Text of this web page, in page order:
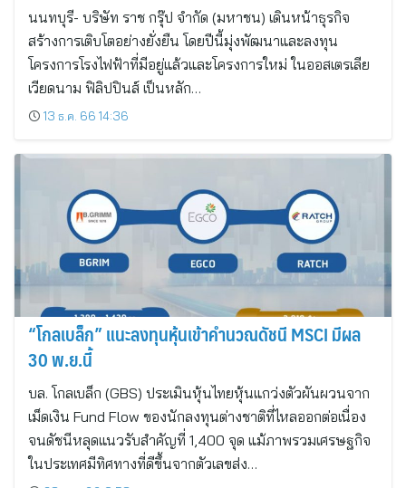
นนทบุรี- บริษัท ราช กรุ๊ป จำกัด (มหาชน) เดินหน้าธุรกิจ
สร้างการเติบโตอย่างยั่งยืน โดยปีนี้มุ่งพัฒนาและลงทุน
โครงการโรงไฟฟ้าที่มีอยู่แล้วและโครงการใหม่ ในออสเตรเลีย
เวียดนาม ฟิลิปปินส์ เป็นหลัก…
13 ธ.ค. 66 14:36
“โกลเบล็ก” แนะลงทุนหุ้นเข้าคำนวณดัชนี MSCI มีผล
30 พ.ย.นี้
บล. โกลเบล็ก (GBS) ประเมินหุ้นไทยหุ้นแกว่งตัวผันผวนจาก
เม็ดเงิน Fund Flow ของนักลงทุนต่างชาติที่ไหลออกต่อเนื่อง
จนดัชนีหลุดแนวรับสำคัญที่ 1,400 จุด แม้ภาพรวมเศรษฐกิจ
ในประเทศมีทิศทางที่ดีขึ้นจากตัวเลขส่ง…